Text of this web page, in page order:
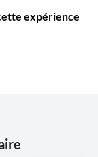
expérience